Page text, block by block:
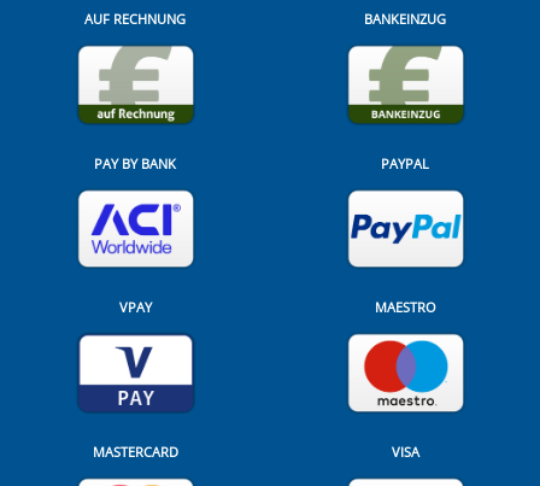
AUF RECHNUNG BANKEINZUG
PAY BY BANK PAYPAL
VPAY MAESTRO
MASTERCARD VISA